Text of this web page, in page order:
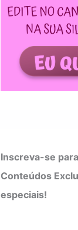
Inscreva-se
Conteúdos
especiais!